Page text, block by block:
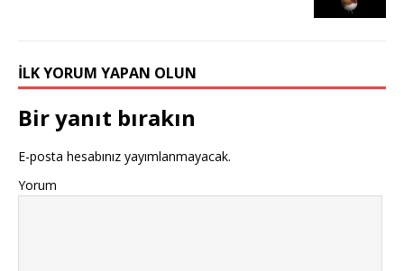
İLK YORUM YAPAN OLUN
Bir yanıt bırakın
E-posta hesabınız yayımlanmayacak.
Yorum